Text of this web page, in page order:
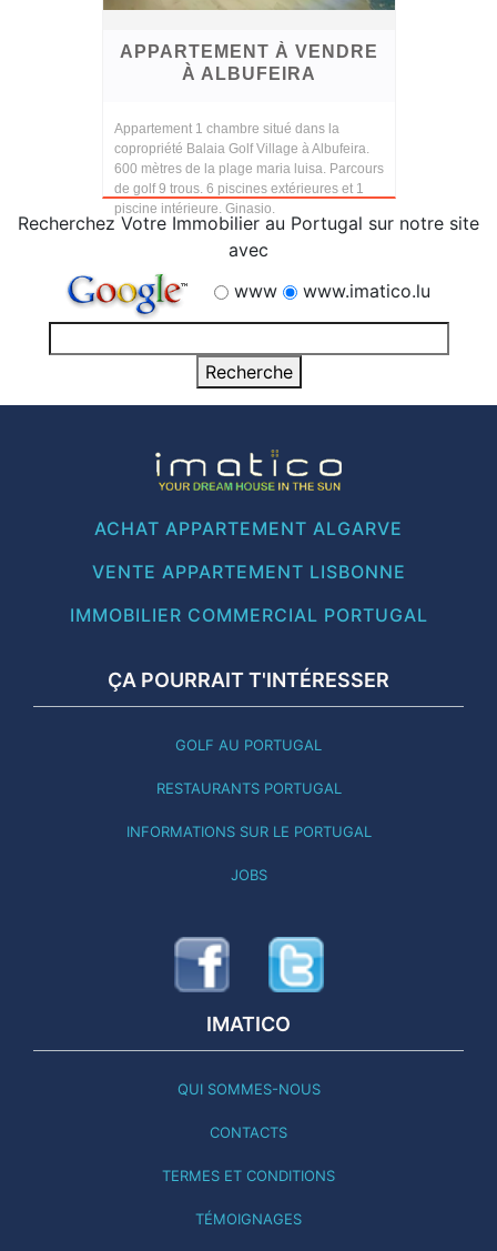
APPARTEMENT À VENDRE
À ALBUFEIRA
Appartement 1 chambre situé dans la
copropriété Balaia Golf Village à Albufeira.
600 mètres de la plage maria luisa. Parcours
de golf 9 trous. 6 piscines extérieures et 1
piscine intérieure. Ginasio.
Recherchez Votre Immobilier au Portugal sur notre site
avec
www
www.imatico.lu
ACHAT APPARTEMENT ALGARVE
VENTE APPARTEMENT LISBONNE
IMMOBILIER COMMERCIAL PORTUGAL
ÇA POURRAIT T'INTÉRESSER
GOLF AU PORTUGAL
RESTAURANTS PORTUGAL
INFORMATIONS SUR LE PORTUGAL
JOBS
IMATICO
QUI SOMMES-NOUS
CONTACTS
TERMES ET CONDITIONS
TÉMOIGNAGES